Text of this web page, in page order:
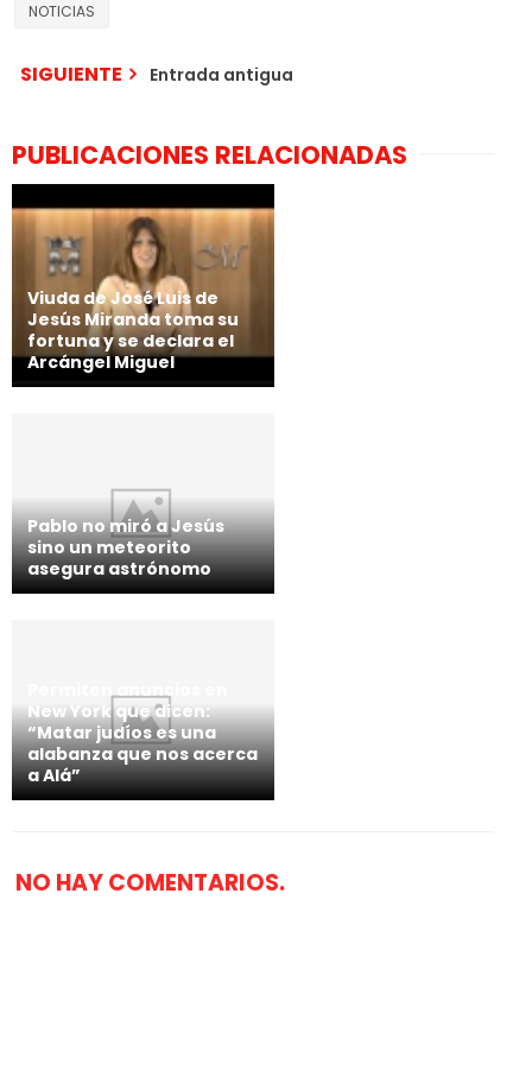
NOTICIAS
SIGUIENTE Entrada antigua
PUBLICACIONES RELACIONADAS
Viuda de José Luis de
Jesús Miranda toma su
fortuna y se declara el
Arcángel Miguel
Pablo no miró a Jesús
sino un meteorito
asegura astrónomo
Permiten anuncios en
New York que dicen:
“Matar judíos es una
alabanza que nos acerca
a Alá”
NO HAY COMENTARIOS.